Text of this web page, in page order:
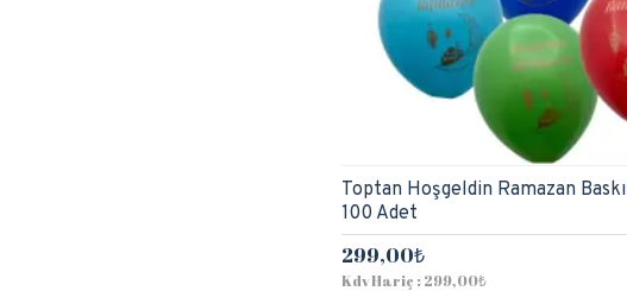
Toptan Hoşgeldin Ramazan
100 Adet
299,00₺
Kdv Hariç : 299,00₺